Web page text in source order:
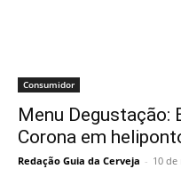
Consumidor
Menu Degustação:
Corona em
Redação Guia da Cerveja - 10